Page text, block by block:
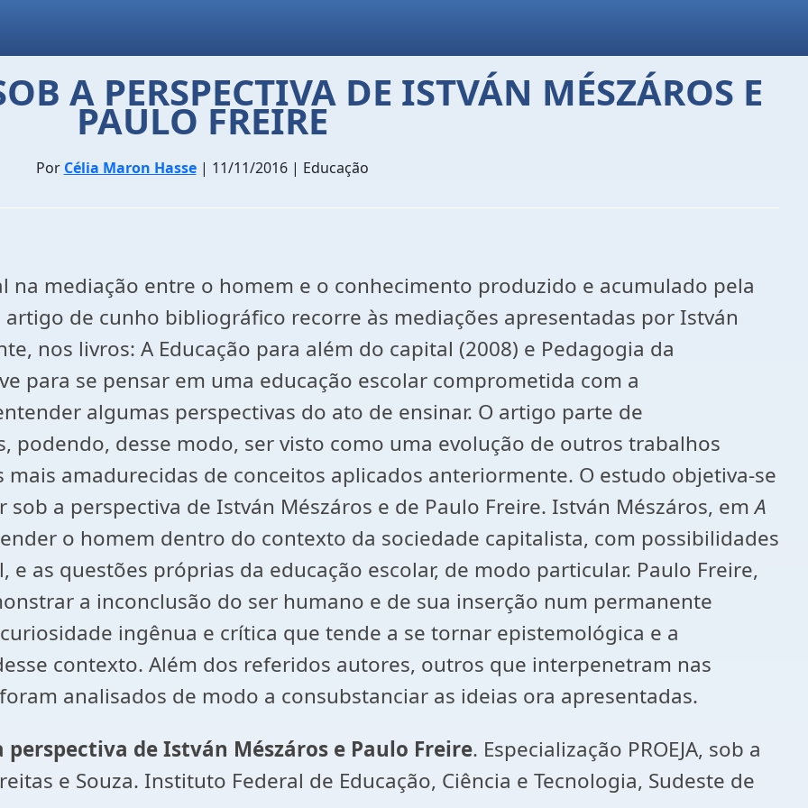
A PERSPECTIVA DE ISTVÁN MÉSZÁROS E
PAULO FREIRE
Por Célia Maron Hasse| 11/11/2016 | Educação
na mediação entre o homem e o conhecimento produzido e acumulado pela
de cunho bibliográfico recorre às mediações apresentadas por István
nos livros: A Educação para além do capital (2008) e Pedagogia da
para se pensar em uma educação escolar comprometida com a
algumas perspectivas do ato de ensinar. O artigo parte de
podendo, desse modo, ser visto como uma evolução de outros trabalhos
amadurecidas de conceitos aplicados anteriormente. O estudo objetiva-se
a perspectiva de István Mészáros e de Paulo Freire. István Mészáros, emA
o homem dentro do contexto da sociedade capitalista, com possibilidades
as questões próprias da educação escolar, de modo particular. Paulo Freire,
a inconclusão do ser humano e de sua inserção num permanente
ingênua e crítica que tende a se tornar epistemológica e a
contexto. Além dos referidos autores, outros que interpenetram nas
analisados de modo a consubstanciar as ideias ora apresentadas.
perspectiva de István Mészáros e Paulo Freire. Especialização PROEJA, sob a
e Souza. Instituto Federal de Educação, Ciência e Tecnologia, Sudeste de